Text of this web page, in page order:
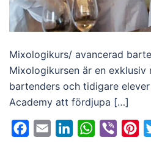
Mixologikurs/ avancerad
Mixologikursen är en
bartenders och tidigare
Academy att fördjupa […]
Facebook
Email LinkedInWhatsApp
Viber